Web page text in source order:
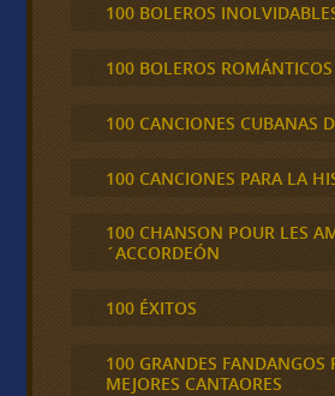
100 BOLEROS
100 BOLEROS ROMÁNTICOS
100 CANCIONES CUBANAS
100 CANCIONES PARA LA
100 CHANSON POUR LES
´ACCORDEÓN
100 ÉXITOS
100 GRANDES FANDANGOS
MEJORES CANTAORES